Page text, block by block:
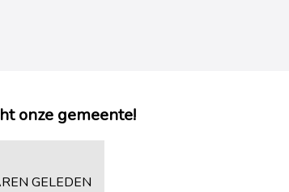
onze gemeente!
GELEDEN